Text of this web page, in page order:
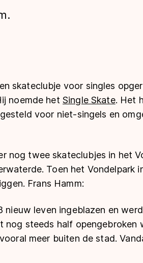
skateclubje voor singles
noemde het Single Skate. Het
voor niet-singels en
nog twee skateclubjes in het
Toen het Vondelpark
Frans Hamm:
leven ingeblazen en
nog steeds half opengebroken
meer buiten de stad.